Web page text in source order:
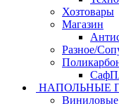
Хозтовары
Магазин
Разное/
НАПОЛЬНЫЕ